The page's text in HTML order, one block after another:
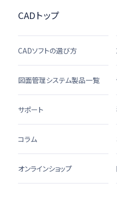
CADトップ
CADソフトの選び方
図面管理システム製品一覧
サポート
コラム
オンラインショップ